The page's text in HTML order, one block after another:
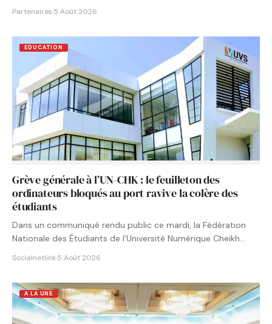
Partenaires·5 Août 2026
EDUCATION
Grève générale à l’UN-CHK : le feuilleton des
ordinateurs bloqués au port ravive la colère des
étudiants
Dans un communiqué rendu public ce mardi, la Fédération
Nationale des Étudiants de l’Université Numérique Cheikh
Socialnetlink·5 Août 2026
A LA UNE